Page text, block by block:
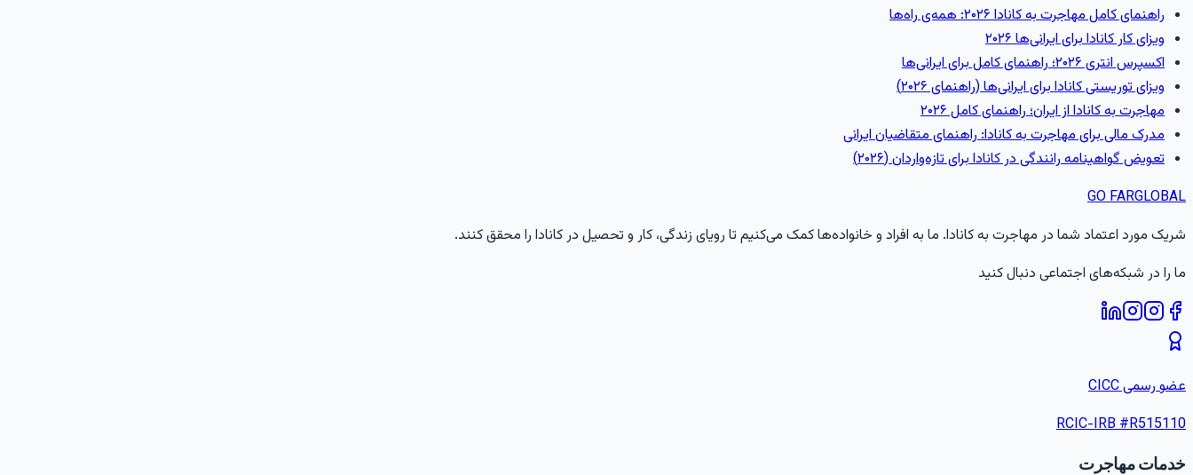
راهنمای کامل مهاجرت به کانادا ۲۰۲۶: همه‌ی راه‌ها
ویزای کار کانادا برای ایرانی‌ها ۲۰۲۶
اکسپرس انتری ۲۰۲۶؛ راهنمای کامل برای ایرانی‌ها
ویزای توریستی کانادا برای ایرانی‌ها (راهنمای ۲۰۲۶)
مهاجرت به کانادا از ایران؛ راهنمای کامل ۲۰۲۶
مدرک مالی برای مهاجرت به کانادا: راهنمای متقاضیان ایرانی
تعویض گواهینامه رانندگی در کانادا برای تازه‌واردان (۲۰۲۶)
GO FARGLOBAL
شریک مورد اعتماد شما در مهاجرت به کانادا. ما به افراد و خانواده‌ها کمک می‌کنیم تا رویای زندگی، کار و تحصیل در کانادا را محقق کنند.
ما را در شبکه‌های اجتماعی دنبال کنید
عضو رسمی CICC
RCIC-IRB #R515110
خدمات مهاجرت